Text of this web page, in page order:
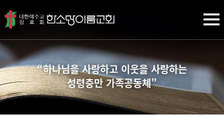
“하나님을 사랑하고 이웃을 사랑하는
성령충만 가족공동체”